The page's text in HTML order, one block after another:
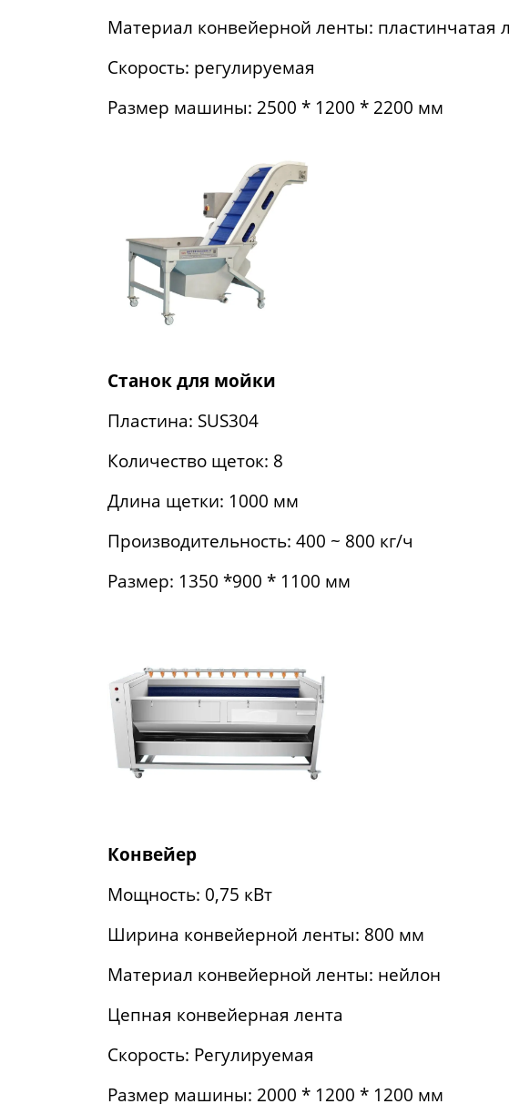
Материал конвейерной ленты: пластинчатая
Скорость: регулируемая
Размер машины: 2500 * 1200 * 2200 мм
Станок для мойки
Пластина: SUS304
Количество щеток: 8
Длина щетки: 1000 мм
Производительность: 400 ~ 800 кг/ч
Размер: 1350 *900 * 1100 мм
Конвейер
Мощность: 0,75 кВт
Ширина конвейерной ленты: 800 мм
Материал конвейерной ленты: нейлон
Цепная конвейерная лента
Скорость: Регулируемая
Размер машины: 2000 * 1200 * 1200 мм